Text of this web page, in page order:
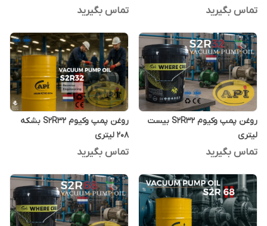
تماس بگیرید تماس بگیرید
روغن پمپ وکیوم S2R32 بیست
لیتری
تماس بگیرید
روغن پمپ وکیوم S2R32 بشکه
208 لیتری
تماس بگیرید